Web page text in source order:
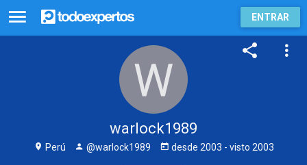
ENTRAR
warlock1989
Perú @warlock1989 desde 2003 - visto 2003